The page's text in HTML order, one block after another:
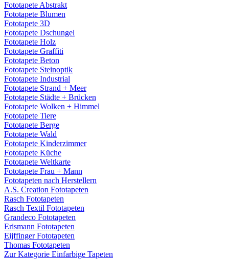
Fototapete Abstrakt
Fototapete Blumen
Fototapete 3D
Fototapete Dschungel
Fototapete Holz
Fototapete Graffiti
Fototapete Beton
Fototapete Steinoptik
Fototapete Industrial
Fototapete Strand + Meer
Fototapete Städte + Brücken
Fototapete Wolken + Himmel
Fototapete Tiere
Fototapete Berge
Fototapete Wald
Fototapete Kinderzimmer
Fototapete Küche
Fototapete Weltkarte
Fototapete Frau + Mann
Fototapeten nach Herstellern
A.S. Creation Fototapeten
Rasch Fototapeten
Rasch Textil Fototapeten
Grandeco Fototapeten
Erismann Fototapeten
Eijffinger Fototapeten
Thomas Fototapeten
Zur Kategorie Einfarbige Tapeten